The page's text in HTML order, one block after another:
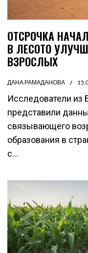
ОТСРОЧКА
В ЛЕСОТО
ВЗРОСЛЫХ
ДАНА РАМАДАНОВА
Исследователи из
представили
связывающего
образования в
с...